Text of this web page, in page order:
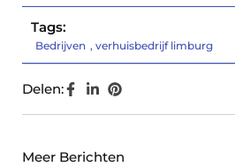
Tags:
Bedrijven , verhuisbedrijf limburg
Delen:
Meer Berichten